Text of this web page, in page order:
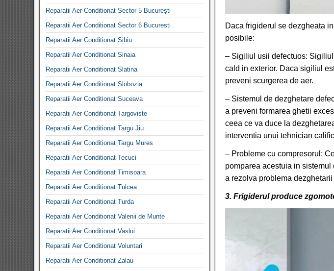
Daca frigiderul se dezgheata
posibile:
– Sigiliul usii defectuos:
cald in exterior. Daca sigiliul
preveni scurgerea de aer.
– Sistemul de dezghetare
a preveni formarea ghetii
ceea ce va duce la
interventia unui tehnician
– Probleme cu compresorul:
pomparea acestuia in
a rezolva problema dezghetarii
3. Frigiderul produce
Reparatii Aer Conditionat Sector 5 București
Reparatii Aer Conditionat Sector 6 Bucuresti
Reparatii Aer Conditionat Sibiu
Reparatii Aer Conditionat Sinaia
Reparatii Aer Conditionat Slatina
Reparatii Aer Conditionat Slobozia
Reparatii Aer Conditionat Suceava
Reparatii Aer Conditionat Targoviste
Reparatii Aer Conditionat Targu Jiu
Reparatii Aer Conditionat Targu Mures
Reparatii Aer Conditionat Tecuci
Reparatii Aer Conditionat Timisoara
Reparatii Aer Conditionat Tulcea
Reparatii Aer Conditionat Turda
Reparatii Aer Conditionat Valenii de Munte
Reparatii Aer Conditionat Vaslui
Reparatii Aer Conditionat Voluntari
Reparatii Aer Conditionat Zalau